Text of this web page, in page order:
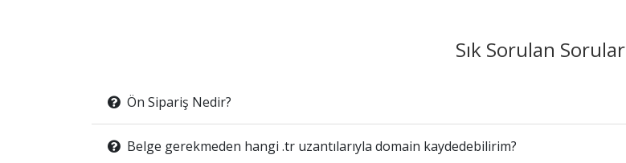
Sık Sorulan Sorular
Ön Sipariş Nedir?
Belge gerekmeden hangi .tr uzantılarıyla domain kaydedebilirim?